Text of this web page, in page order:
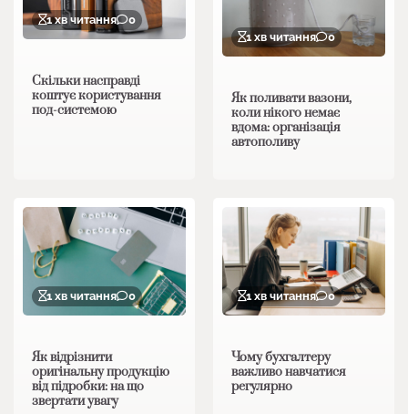
1 хв читання 0
Скільки насправді
коштує користування
под-системою
1 хв читання 0
Як поливати вазони,
коли нікого немає
вдома: організація
автополиву
1 хв читання 0
Як відрізнити
оригінальну продукцію
від підробки: на що
звертати увагу
1 хв читання 0
Чому бухгалтеру
важливо навчатися
регулярно